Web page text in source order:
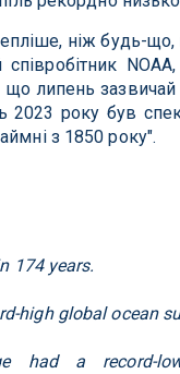
ніж будь-
липень
року був
з 1850 року".
174 years.
high global ocean
had a record-